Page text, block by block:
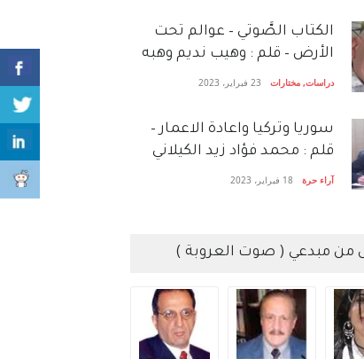
الكتاب الصَّوتي – عوالم تحت
الأرض – قلم : وهيب نديم وهبه
دراسات, مختارات 23 فبراير، 2023
سوريا وتركيا واعادة الاعمار –
قلم : محمد فؤاد زيد الكيلاني
آراء حرة 18 فبراير، 2023
من مبدعي ( صوت العروبة )